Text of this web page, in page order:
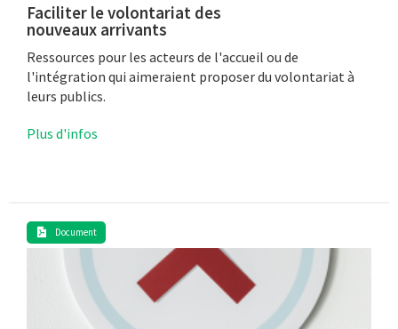
Faciliter le volontariat des
nouveaux arrivants
Ressources pour les acteurs de l'accueil ou de
l'intégration qui aimeraient proposer du volontariat à
leurs publics.
Plus d'infos
Document